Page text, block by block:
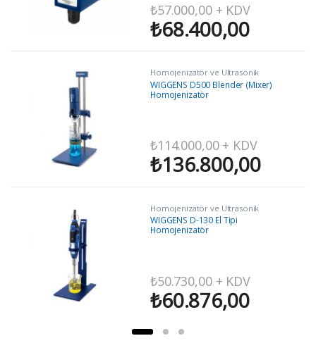
₺57.000,00+ KDV
₺68.400,00
Homojenizatör ve Ultrasonik
Homojenizatörler
WIGGENS D500 Blender (Mixer)
Homojenizatör
₺114.000,00+ KDV
₺136.800,00
Homojenizatör ve Ultrasonik
Homojenizatörler
WIGGENS D-130 El Tipi
Homojenizatör
₺50.730,00+ KDV
₺60.876,00